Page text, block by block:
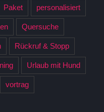
Paket personalisiert
Quersuche
Rückruf & Stopp
Urlaub mit Hund
vortrag